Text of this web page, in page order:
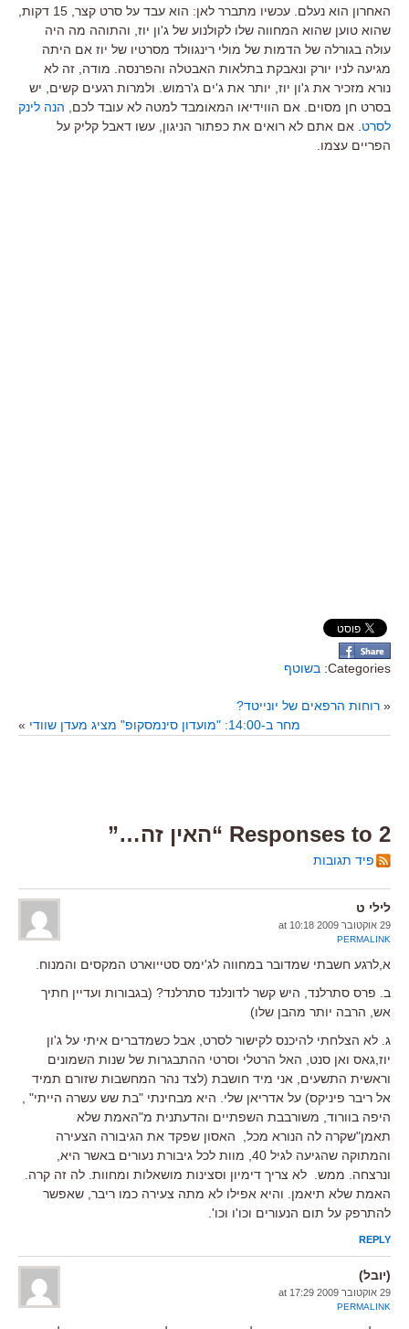
האחרון הוא נעלם. עכשיו מתברר לאן: הוא עבד על סרט קצר, 15 דקות,
שהוא טוען שהוא המחווה שלו לקולנוע של ג'ון יוז, והתוהה מה היה
עולה בגורלה של הדמות של מולי רינגוולד מסרטיו של יוז אם היתה
מגיעה לניו יורק ונאבקת בתלאות האבטלה והפרנסה. מודה, זה לא
נורא מזכיר את ג'ון יוז, יותר את ג'ים ג'רמוש. ולמרות רגעים קשים, יש
בסרט חן מסוים. אם הווידיאו המאומבד למטה לא עובד לכם, הנה לינק
לסרט . אם אתם לא רואים את כפתור הניגון, עשו דאבל קליק על
הפריים עצמו.
Categories: בשוטף
« רוחות הרפאים של יונייטד?
מחר ב-14:00: "מועדון סינמסקופ" מציג מעדן שוודי
»
2 Responses to “האין זה…”
פיד תגובות
לילי ט
29 אוקטובר 2009 at 10:18
PERMALINK
א,לרגע חשבתי שמדובר במחווה לג'ימס סטייוארט המקסים והמנוח.
ב. פרס סתרלנד, היש קשר לדונלנד סתרלנד? (בגבורות ועדיין חתיך
אש, הרבה יותר מהבן שלו)
ג. לא הצלחתי להיכנס לקישור לסרט, אבל כשמדברים איתי על ג'ון
יוז,גאס ואן סנט, האל הרטלי וסרטי ההתבגרות של שנות השמונים
וראשית התשעים, אני מיד חושבת (לצד נהר המחשבות שזורם תמיד
אל ריבר פיניקס) על אדריאן שלי. היא מבחינתי "בת שש עשרה הייתי" ,
היפה בוורוד, משורבבת השפתיים והדעתנית מ"האמת שלא
תאמן"שקרה לה הנורא מכל, האסון שפקד את הגיבורה הצעירה
והמתוקה שהגיעה לגיל 40, מוות לכל גיבורת נעורים באשר היא,
ונרצחה. ממש. לא צריך דימיון וסצינות מושאלות ומחוות. לה זה קרה.
האמת שלא תיאמן. והיא אפילו לא מתה צעירה כמו ריבר, שאפשר
להתרפק על תום הנעורים וכו'ו וכו'.
REPLY
(יובל)
29 אוקטובר 2009 at 17:29
PERMALINK